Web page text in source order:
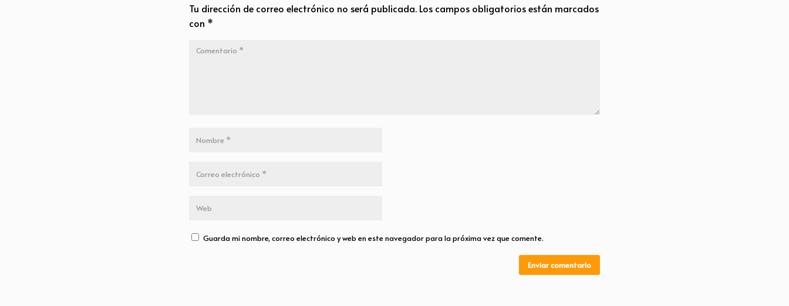
Tu dirección de correo electrónico no será publicada. Los campos obligatorios están marcados
con *
Guarda mi nombre, correo electrónico y web en este navegador para la próxima vez que comente.
Enviar comentario